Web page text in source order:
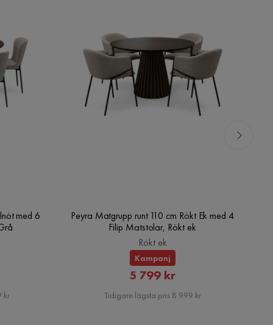
med 6
kr
Peyra Matgrupp runt 110 cm Rökt Ek med 4
Filip Matstolar, Rökt ek
Rökt ek
Kampanj
Rabatterat
Pris
5 799 kr
Tidigare lägsta pris 8 999 kr